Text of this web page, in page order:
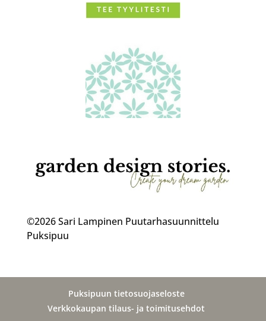
©2026 Sari Lampinen Puutarhasuunnittelu
Puksipuu
Puksipuun tietosuojaseloste
Verkkokaupan tilaus- ja toimitusehdot